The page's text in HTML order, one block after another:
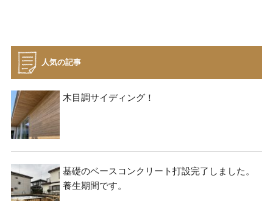
シ
ョ
ン
人気の記事
木目調サイディング！
基礎のベースコンクリート打設完了しました。
養生期間です。